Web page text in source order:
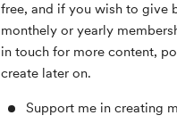
free, and if you wish to give
monthely or yearly
in touch for more content,
create later on.
Support me in creating